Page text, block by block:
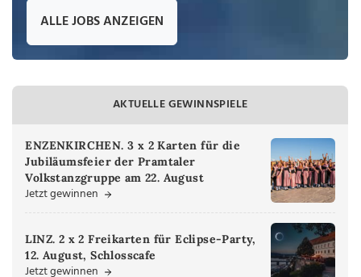
ALLE JOBS ANZEIGEN
AKTUELLE GEWINNSPIELE
ENZENKIRCHEN. 3 x 2 Karten für die
Jubiläumsfeier der Pramtaler
Volkstanzgruppe am 22. August
Jetzt gewinnen
LINZ. 2 x 2 Freikarten für Eclipse-Party,
12. August, Schlosscafe
Jetzt gewinnen